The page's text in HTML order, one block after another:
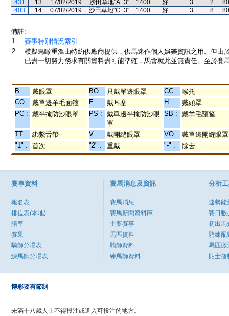
431
13 17/02/2019 沙田草地"A+3" 1400 好 3 2
80
403
14 07/02/2019 沙田草地"C+3" 1400 好 3 8 80
備註:
1.
賽事特別情況索引
2.
模擬鳥瞰重溫由特約供應商提供，供馬迷作個人娛樂資訊之用。但
已盡一切努力務求有關資料盡可能準確，馬會就此並無責任。至於賽
B : 戴眼罩 BO : 只戴單邊眼罩 CC :
喉托
CO : 戴單邊羊毛面箍 E : 戴耳塞 H :
戴頭罩
PC : 戴半掩防沙眼罩 PS :
戴單邊半掩防沙眼
罩
SB : 戴羊毛額箍
TT : 綁繫舌帶 V : 戴開縫眼罩 VO : 戴單邊開縫眼罩
"1" :
首次 "2" : 重戴 "-" : 除去
賽事資料
報名表
排位表(本地)
賠率
賽果
騎師分場表
練馬師分場表
賽馬消息及資訊
賽馬消息
賽馬新聞資料庫
主要賽事
馬匹資料
騎師資料
練馬師資料
分析
速勢能
賽日數
初出馬
騎練配
馬匹搬
貼士指
博彩要有節制
未滿十八歲人士不得投注或進入可投注的地方。